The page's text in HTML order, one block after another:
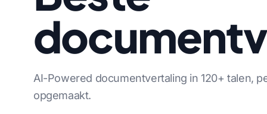
Juridische vertalingen
Personeelszaken
Overheid & Defensie
Technisch
PowerPoint PPTX
InDesign-bestand
Engels naar Duits
Engels naar Japans
Engels naar Portugees
Noors
Marathi
AI-Powered documentvertaling in 120+ talen,
opgemaakt.